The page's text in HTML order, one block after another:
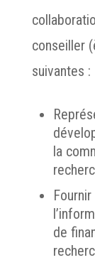
conseiller
suivantes :
la
de